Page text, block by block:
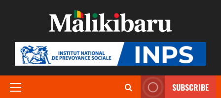
Menu
SUBSCRIBE